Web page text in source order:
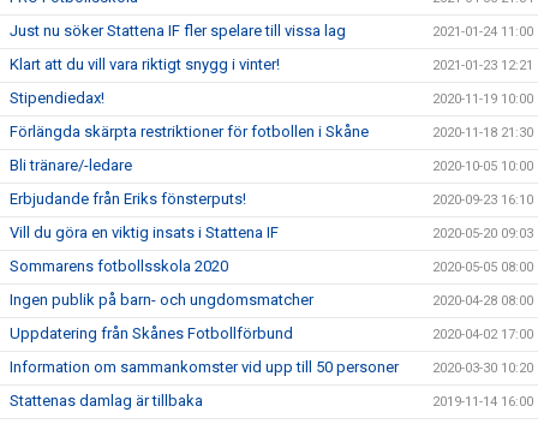
Just nu söker Stattena IF fler spelare till vissa lag 2021-01-24 11:00
Klart att du vill vara riktigt snygg i vinter! 2021-01-23 12:21
Stipendiedax! 2020-11-19 10:00
Förlängda skärpta restriktioner för fotbollen i Skåne 2020-11-18 21:30
Bli tränare/-ledare 2020-10-05 10:00
Erbjudande från Eriks fönsterputs! 2020-09-23 16:10
Vill du göra en viktig insats i Stattena IF 2020-05-20 09:03
Sommarens fotbollsskola 2020 2020-05-05 08:00
Ingen publik på barn- och ungdomsmatcher 2020-04-28 08:00
Uppdatering från Skånes Fotbollförbund 2020-04-02 17:00
Information om sammankomster vid upp till 50 personer 2020-03-30 10:20
Stattenas damlag är tillbaka 2019-11-14 16:00